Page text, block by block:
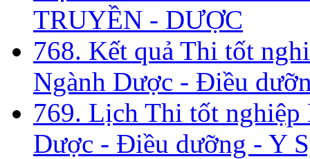
TRUYỀN - DƯỢC
768. Kết quả Thi tốt
Ngành Dược - Điều
769. Lịch Thi tốt
Dược - Điều dưỡng - Y